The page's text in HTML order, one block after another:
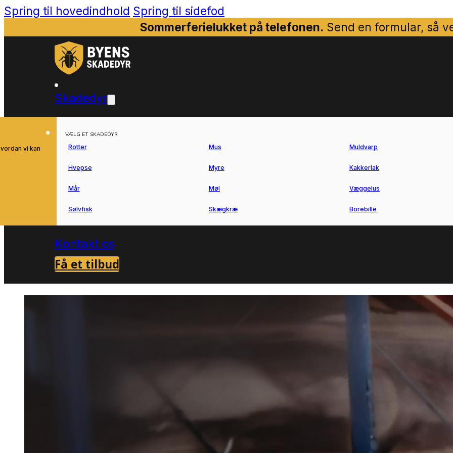
Spring til hovedindhold Spring til sidefod
Sommerferielukket på telefonen. Send en formular, så
Skadedyr
vi kan
VÆLG ET SKADEDYR
Rotter Mus Muldvarp
Hvepse Myre Kakkerlak
Mår Møl Væggelus
Sølvfisk Skægkræ Borebille
Kontakt os
Få et tilbud